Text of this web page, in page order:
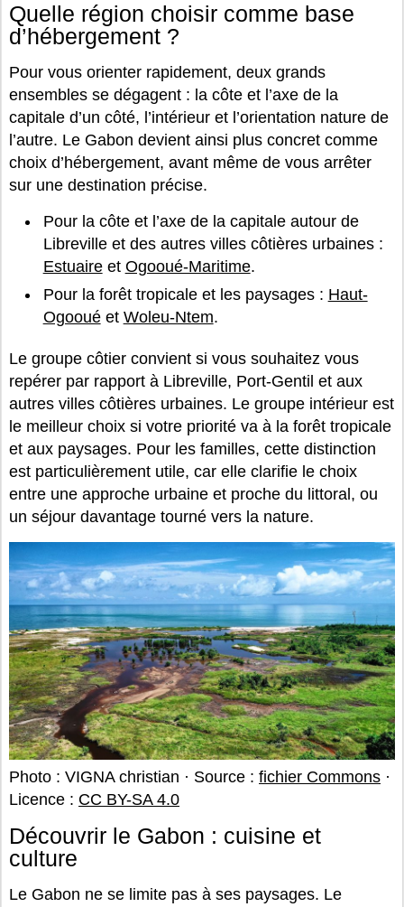
Quelle région choisir comme base
d’hébergement ?
Pour vous orienter rapidement, deux grands
ensembles se dégagent : la côte et l’axe de la
capitale d’un côté, l’intérieur et l’orientation nature de
l’autre. Le Gabon devient ainsi plus concret comme
choix d’hébergement, avant même de vous arrêter
sur une destination précise.
Pour la côte et l’axe de la capitale autour de
Libreville et des autres villes côtières urbaines :
Estuaireet Ogooué-Maritime.
Pour la forêt tropicale et les paysages : Haut-
Ogoouéet Woleu-Ntem.
Le groupe côtier convient si vous souhaitez vous
repérer par rapport à Libreville, Port-Gentil et aux
autres villes côtières urbaines. Le groupe intérieur est
le meilleur choix si votre priorité va à la forêt tropicale
et aux paysages. Pour les familles, cette distinction
est particulièrement utile, car elle clarifie le choix
entre une approche urbaine et proche du littoral, ou
un séjour davantage tourné vers la nature.
Photo : VIGNA christian · Source : fichier Commons ·
Licence : CC BY-SA 4.0
Découvrir le Gabon : cuisine et
culture
Le Gabon ne se limite pas à ses paysages. Le